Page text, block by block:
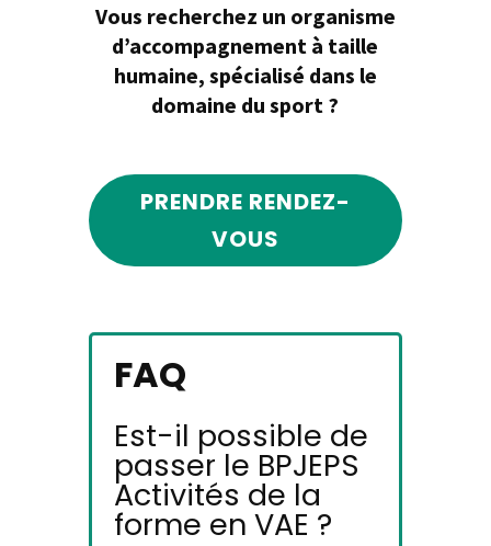
Vous recherchez un organisme
d’accompagnement à taille
humaine, spécialisé dans le
domaine du sport ?
PRENDRE RENDEZ-
VOUS
FAQ
Est-il possible de
passer le BPJEPS
Activités de la
forme en VAE ?